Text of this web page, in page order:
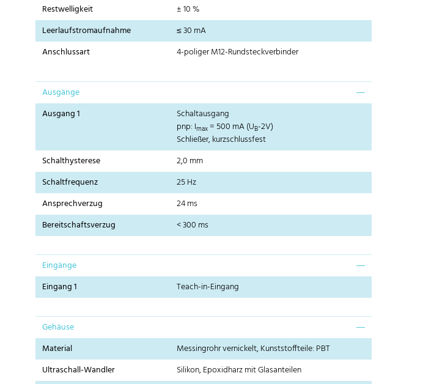
Restwelligkeit
± 10 %
Leerlaufstromaufnahme
≤ 30 mA
Anschlussart
4-poliger M12-Rundsteckverbinder
Ausgänge
Ausgang 1
Schaltausgang
pnp: Imax= 500 mA (UB-2V)
Schließer, kurzschlussfest
Schalthysterese
2,0 mm
Schaltfrequenz
25 Hz
Ansprechverzug
24 ms
Bereitschaftsverzug
< 300 ms
Eingänge
Eingang 1
Teach-in-Eingang
Gehäuse
Material
Messingrohr vernickelt, Kunststoffteile: PBT
Ultraschall-Wandler
Silikon, Epoxidharz mit Glasanteilen